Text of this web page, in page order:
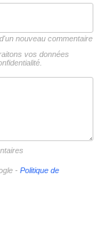
nouveau commentaire
vos données
- Politique de